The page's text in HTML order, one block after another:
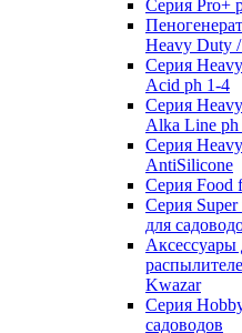
Серия Pro+
Heavy Duty
Серия
Acid ph 1-4
Серия
Alka Line ph
Серия
AntiSilicone
Серия Food
Серия Super
для
Аксессуары
Kwazar
Серия
садоводов